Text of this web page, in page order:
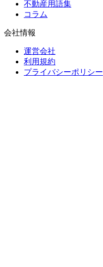
不動産用語集
コラム
会社情報
運営会社
利用規約
プライバシーポリシー